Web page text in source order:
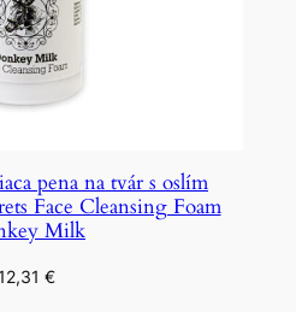
pena na tvár s oslím
Face Cleansing Foam
Milk
€